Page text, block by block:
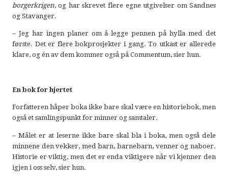
borgerkrigen, og har skrevet flere egne utgivelser om Sandnes
og Stavanger.
– Jeg har ingen planer om å legge pennen på hylla med det
første. Det er flere bokprosjekter i gang. To utkast er allerede
klare, og én av dem kommer også på Commentum, sier hun.
En bok for hjertet
Forfatteren håper boka ikke bare skal være en historiebok, men
også et samlingspunkt for minner og samtaler.
– Målet er at leserne ikke bare skal bla i boka, men også dele
minnene den vekker, med barn, barnebarn, venner og naboer.
Historie er viktig, men det er enda viktigere når vi kjenner den
igjen i oss selv, sier hun.